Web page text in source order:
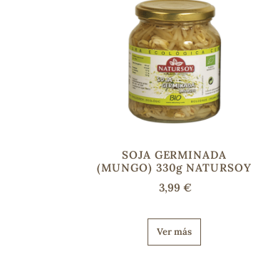
SOJA GERMINADA
(MUNGO) 330g NATURSOY
3,99 €
Ver más